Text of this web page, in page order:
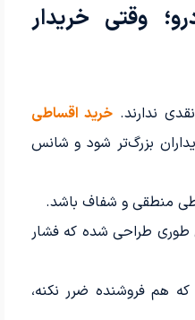
وقتی خریدار
ندارند.خرید اقساطی
بزرگ‌تر شود و شانس
منطقی و شفاف باشد.
طوری طراحی شده که فشار
هم فروشنده ضرر نکنه،